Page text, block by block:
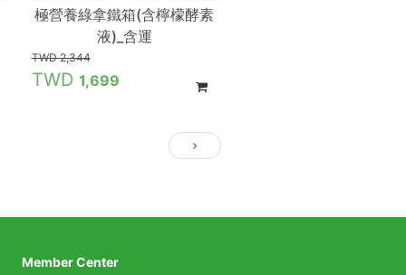
極營養綠拿鐵箱(含檸檬酵素
液)_含運
2,344
1,699
Member Center